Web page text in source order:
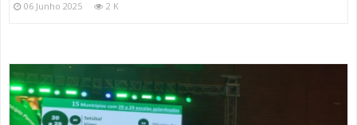
06 Junho 2025 2 K